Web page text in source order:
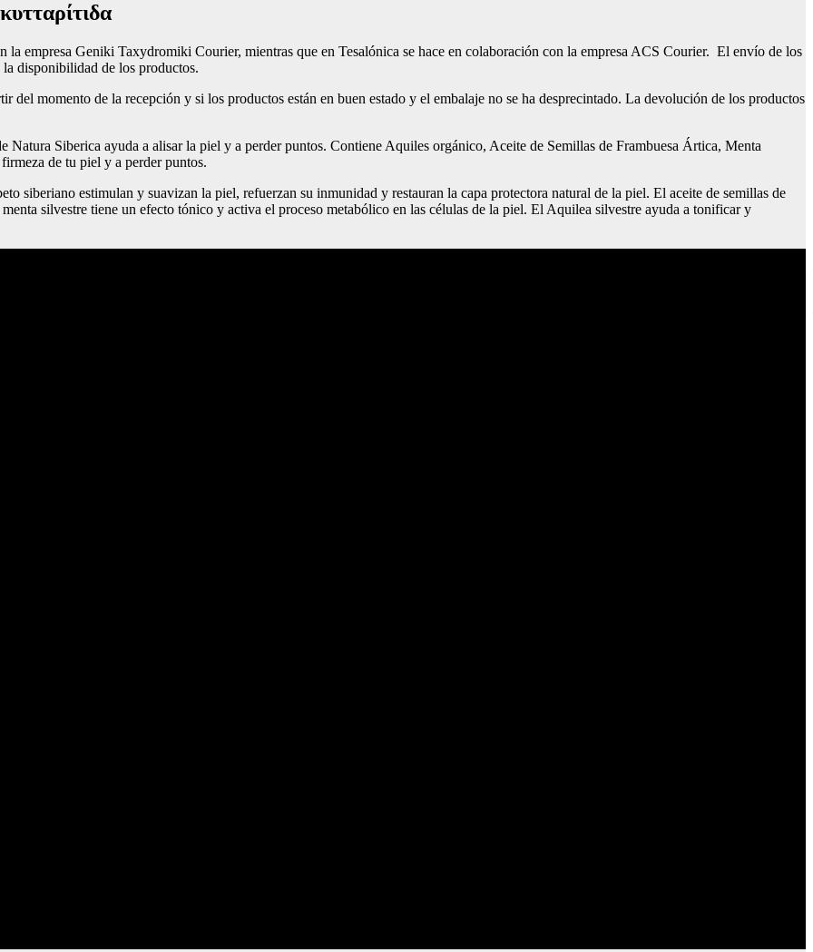
la empresa Geniki Taxydromiki Courier, mientras que en Tesalónica se hace en colaboración con la empresa ACS Courier. El envío de los
disponibilidad de los productos.
del momento de la recepción y si los productos están en buen estado y el embalaje no se ha desprecintado. La devolución de los productos
Siberica ayuda a alisar la piel y a perder puntos. Contiene Aquiles orgánico, Aceite de Semillas de Frambuesa Ártica, Menta
de tu piel y a perder puntos.
siberiano estimulan y suavizan la piel, refuerzan su inmunidad y restauran la capa protectora natural de la piel. El aceite de semillas de
silvestre tiene un efecto tónico y activa el proceso metabólico en las células de la piel. El Aquilea silvestre ayuda a tonificar y